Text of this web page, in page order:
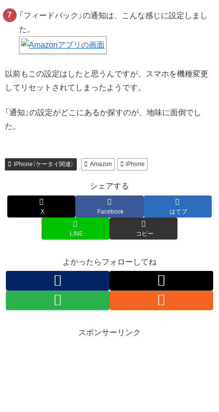
「フィードバック」の通知は、こんな感じに設定しまし
た。
以前もこの設定はしたと思うんですが、スマホを機種変更
してリセットされてしまったようです。
「通知」の設定がどこにあるか探すのが、地味に面倒でし
た。
iPhone（ケータイ関連） Amazon iPhone
シェアする
X Facebook はてブ
LINE コピー
よかったらフォローしてね
スポンサーリンク